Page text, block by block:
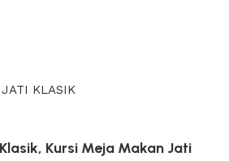
KLASIK
Kursi Meja Makan Jati